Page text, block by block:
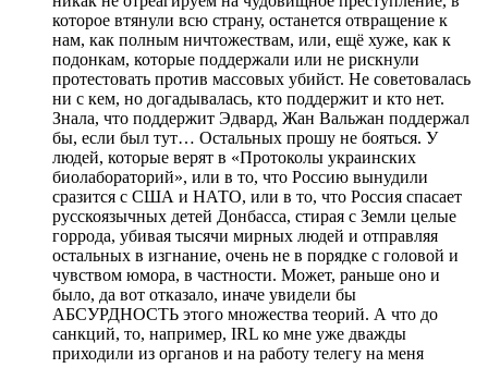
которое втянули всю страну, останется отвращение к
нам, как полным ничтожествам, или, ещё хуже, как к
подонкам, которые поддержали или не рискнули
протестовать против массовых убийст. Не советовалась
ни с кем, но догадывалась, кто поддержит и кто нет.
Знала, что поддержит Эдвард, Жан Вальжан поддержал
бы, если был тут… Остальных прошу не бояться. У
людей, которые верят в «Протоколы украинских
биолабораторий», или в то, что Россию вынудили
сразится с США и НАТО, или в то, что Россия спасает
русскоязычных детей Донбасса, стирая с Земли целые
горрода, убивая тысячи мирных людей и отправляя
остальных в изгнание, очень не в порядке с головой и
чувством юмора, в частности. Может, раньше оно и
было, да вот отказало, иначе увидели бы
АБСУРДНОСТЬ этого множества теорий. А что до
санкций, то, например, IRL ко мне уже дважды
приходили из органов и на работу телегу на меня